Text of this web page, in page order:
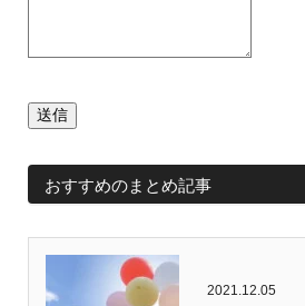
送信
おすすめのまとめ記事
2021.12.05